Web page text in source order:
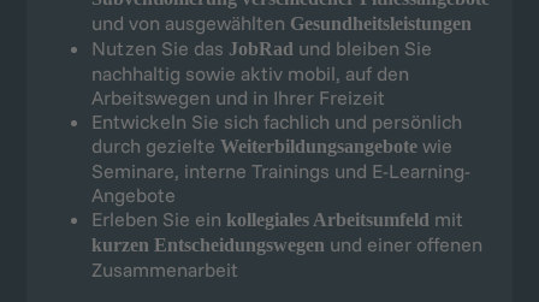
und von ausgewählten Gesundheitsleistungen
Nutzen Sie das JobRad und bleiben Sie
nachhaltig sowie aktiv mobil, auf den
Arbeitswegen und in Ihrer Freizeit
Entwickeln Sie sich fachlich und persönlich
durch gezielte Weiterbildungsangebote wie
Seminare, interne Trainings und E-Learning-
Angebote
Erleben Sie ein kollegiales Arbeitsumfeld mit
kurzen Entscheidungswegen und einer offenen
Zusammenarbeit